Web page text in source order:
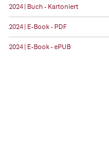
2024 | Buch - Kartoniert
2024 | E-Book - PDF
2024 | E-Book - ePUB